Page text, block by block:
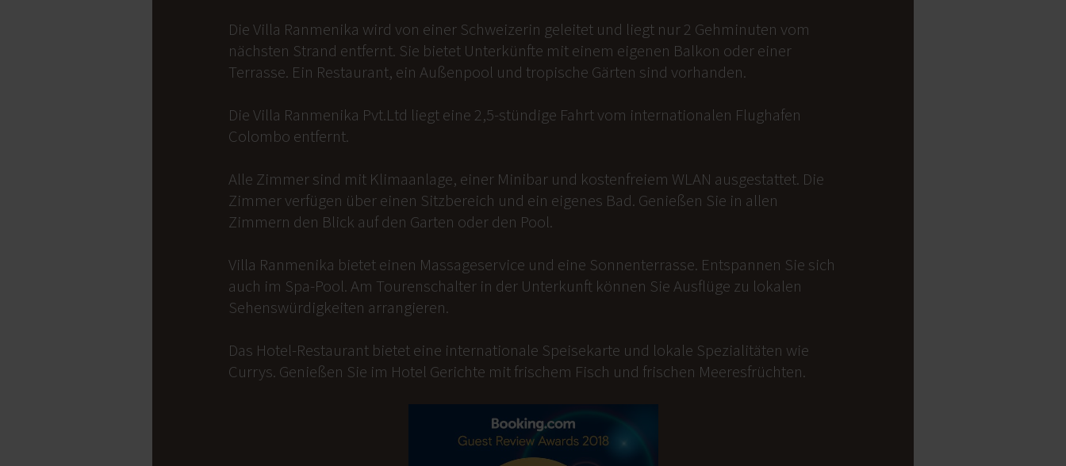
Die Villa Ranmenika wird von einer Schweizerin geleitet und liegt nur 2 Gehminuten vom
nächsten Strand entfernt. Sie bietet Unterkünfte mit einem eigenen Balkon oder einer
Terrasse. Ein Restaurant, ein Außenpool und tropische Gärten sind vorhanden.
Die Villa Ranmenika Pvt.Ltd liegt eine 2,5-stündige Fahrt vom internationalen Flughafen
Colombo entfernt.
Alle Zimmer sind mit Klimaanlage, einer Minibar und kostenfreiem WLAN ausgestattet. Die
Zimmer verfügen über einen Sitzbereich und ein eigenes Bad. Genießen Sie in allen
Zimmern den Blick auf den Garten oder den Pool.
Villa Ranmenika bietet einen Massageservice und eine Sonnenterrasse. Entspannen Sie sich
auch im Spa-Pool. Am Tourenschalter in der Unterkunft können Sie Ausflüge zu lokalen
Sehenswürdigkeiten arrangieren.
Das Hotel-Restaurant bietet eine internationale Speisekarte und lokale Spezialitäten wie
Currys. Genießen Sie im Hotel Gerichte mit frischem Fisch und frischen Meeresfrüchten.